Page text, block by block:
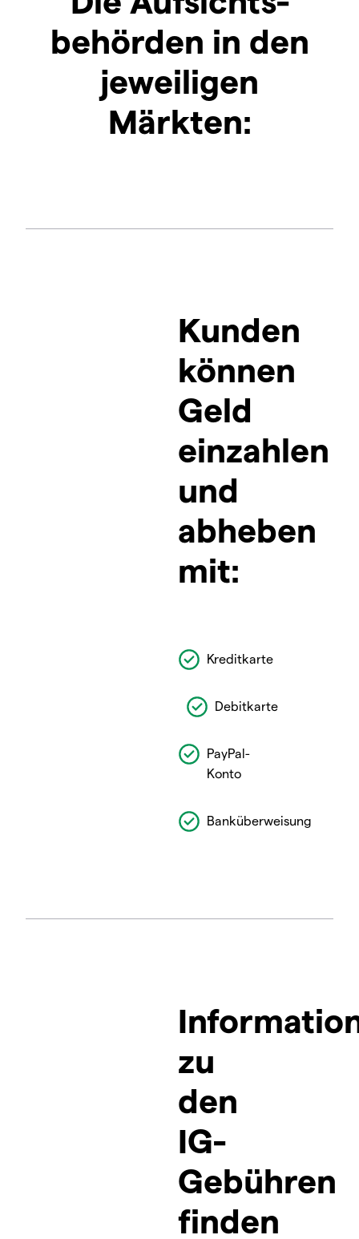
behörden in den
jeweiligen
Märkten:
Kunden
können
Geld
einzahlen
und
abheben
mit:
Kreditkarte
Debitkarte
PayPal-
Konto
Banküberweisung
zu
den
IG-
Gebühren
finden